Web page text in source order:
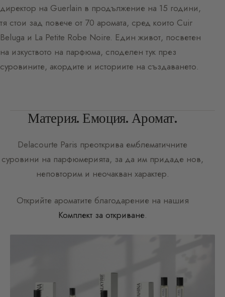
директор на Guerlain в продължение на 15 години,
тя стои зад повече от 70 аромата, сред които Cuir
Beluga и La Petite Robe Noire. Един живот, посветен
на изкуството на парфюма, споделен тук през
суровините, акордите и историите на създаването.
Материя. Емоция. Аромат.
Delacourte Paris преоткрива емблематичните
суровини на парфюмерията, за да им придаде нов,
неповторим и неочакван характер.
Открийте ароматите благодарение на нашия
Комплект за откриване.